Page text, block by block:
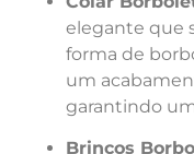
elegante que
forma de
um
garantindo
Brincos